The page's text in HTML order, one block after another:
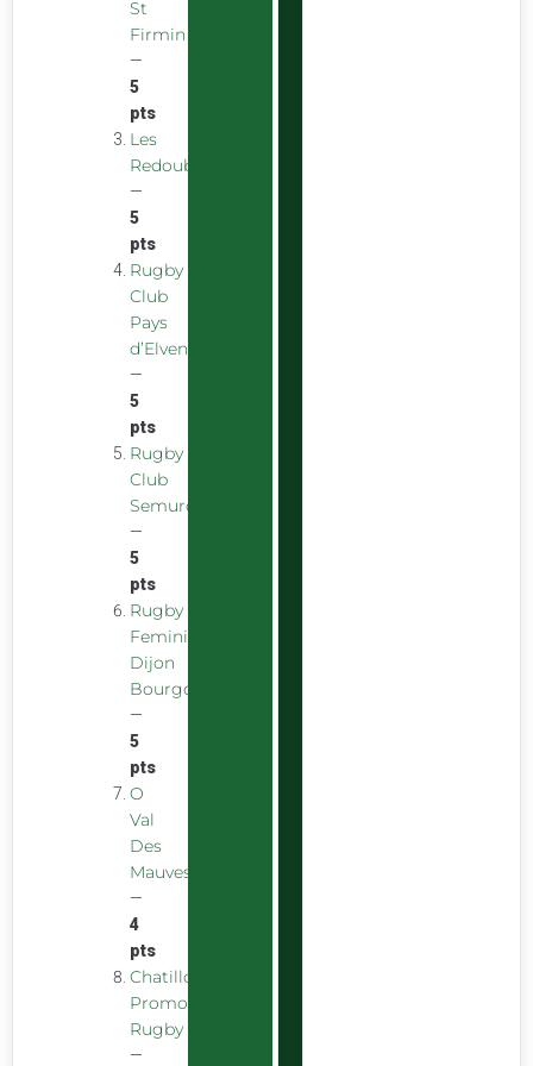
St
Firmin
—
5
pts
Les
Redoubstables
—
5
pts
Rugby
Club
Pays
d’Elven
—
5
pts
Rugby
Club
Semurois
—
5
pts
Rugby
Feminin
Dijon
Bourgogne
—
5
pts
O
Val
Des
Mauves
—
4
pts
Chatillon
Promotion
Rugby
—